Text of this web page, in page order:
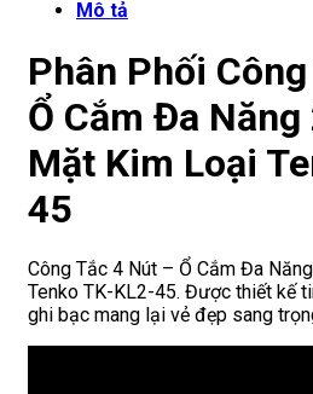
Mô tả
Phân Phối
Ổ Cắm Đa
Mặt Kim Loại
45
Công Tắc 4 Nút – Ổ Cắm Đa
Tenko TK-KL2-45. Được thiết kế
ghi bạc mang lại vẻ đẹp sang